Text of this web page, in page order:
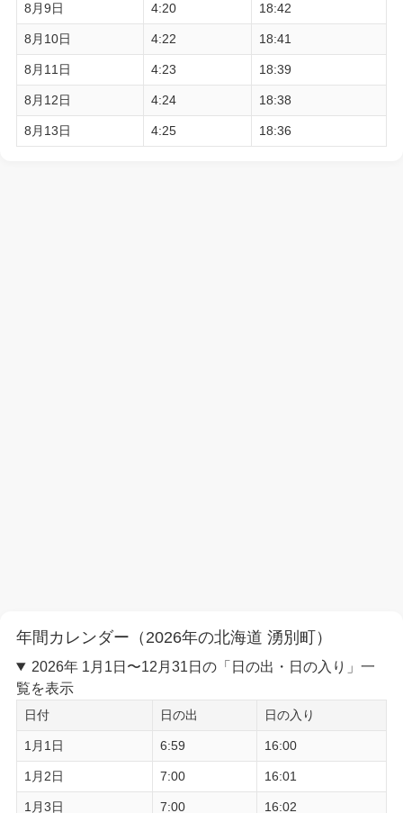
8月9日 4:20 18:42
8月10日 4:22 18:41
8月11日 4:23 18:39
8月12日 4:24 18:38
8月13日 4:25 18:36
年間カレンダー（2026年の北海道 湧別町）
2026年 1月1日〜12月31日の「日の出・日の入り」一
覧を表示
日付 日の出 日の入り
1月1日 6:59 16:00
1月2日 7:00 16:01
1月3日 7:00 16:02